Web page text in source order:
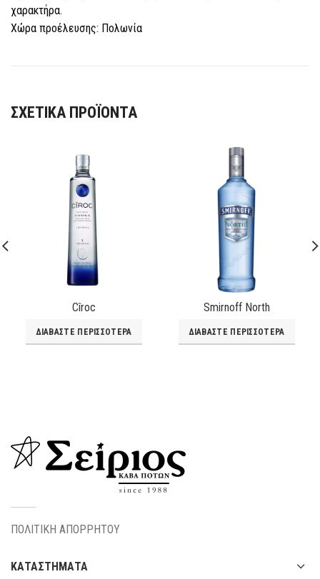
χαρακτήρα.
Χώρα προέλευσης: Πολωνία
ΣΧΕΤΙΚΆ ΠΡΟΪΌΝΤΑ
Cîroc
ΔΙΑΒΆΣΤΕ ΠΕΡΙΣΣΌΤΕΡΑ
Smirnoff North
ΔΙΑΒΆΣΤΕ ΠΕΡΙΣΣΌΤΕΡΑ
ΠΟΛΙΤΙΚΗ ΑΠΟΡΡΗΤΟΥ
ΚΑΤΑΣΤΗΜΑΤΑ